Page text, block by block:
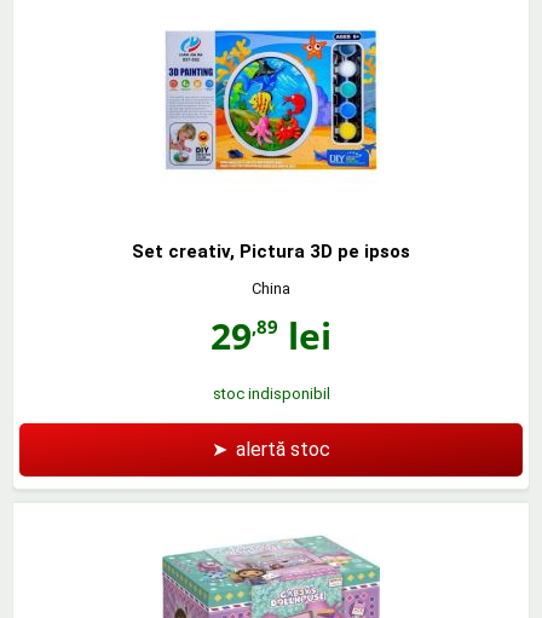
Set creativ, Pictura 3D pe ipsos
China
29,89 lei
stoc indisponibil
➤ alertă stoc